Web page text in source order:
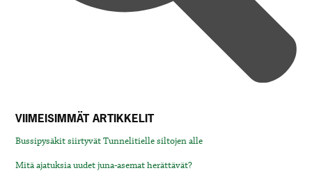
VIIMEISIMMÄT ARTIKKELIT
Bussipysäkit siirtyvät Tunnelitielle siltojen alle
Mitä ajatuksia uudet juna-asemat herättävät?